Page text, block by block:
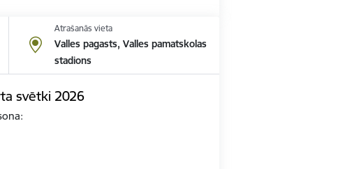
Atrašanās vieta
Valles pagasts, Valles pamatskolas
stadions
svētki 2026